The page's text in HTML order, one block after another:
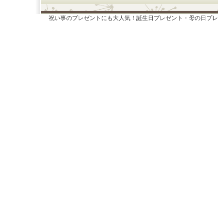
祝い事のプレゼントにも大人気！誕生日プレゼント・母の日プ